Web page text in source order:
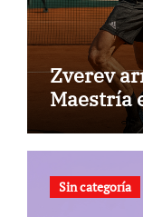
Zverev
Maestría
Sin categoría